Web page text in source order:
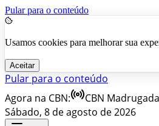
Pular para o conteúdo
Usamos cookies para melhorar sua
Aceitar
Pular para o conteúdo
Agora na CBN:
CBN Madrugada
Sábado, 8 de agosto de 2026